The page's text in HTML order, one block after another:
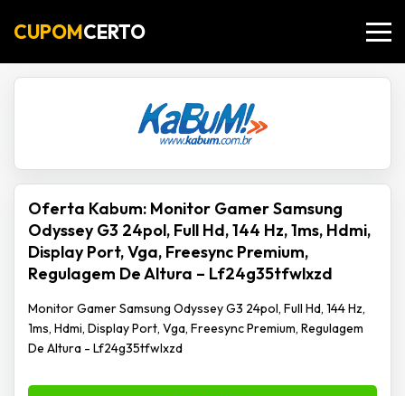
CUPOMCERTO
Oferta Kabum: Monitor Gamer Samsung
Odyssey G3 24pol, Full Hd, 144 Hz, 1ms, Hdmi,
Display Port, Vga, Freesync Premium,
Regulagem De Altura – Lf24g35tfwlxzd
Monitor Gamer Samsung Odyssey G3 24pol, Full Hd, 144 Hz,
1ms, Hdmi, Display Port, Vga, Freesync Premium, Regulagem
De Altura - Lf24g35tfwlxzd